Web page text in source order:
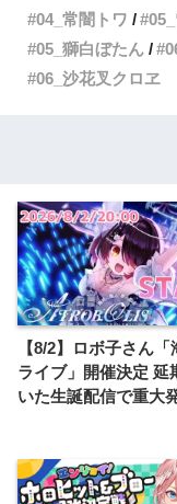
04_常闇トワ
05_獅白ぼたん
06_沙花叉クロヱ
【8/2】ロボ子さん「
ライブ」開催決定 延
いた生誕配信で重大